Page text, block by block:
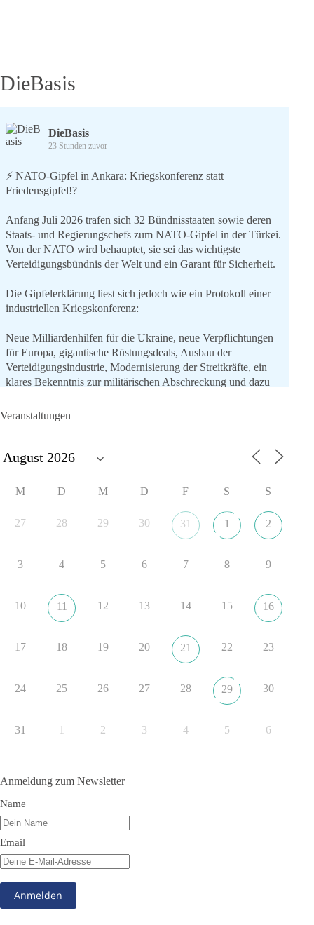
(Säule
Schwarmintelligenz)
DieBasis
DieBasis
23 Stunden zuvor
⚡️ NATO-Gipfel in Ankara: Kriegskonferenz statt
Friedensgipfel!?
Anfang Juli 2026 trafen sich 32 Bündnisstaaten sowie deren
Staats- und Regierungschefs zum NATO-Gipfel in der Türkei.
Von der NATO wird behauptet, sie sei das wichtigste
Verteidigungsbündnis der Welt und ein Garant für Sicherheit.
Die Gipfelerklärung liest sich jedoch wie ein Protokoll einer
industriellen Kriegskonferenz:
Neue Milliardenhilfen für die Ukraine, neue Verpflichtungen
für Europa, gigantische Rüstungsdeals, Ausbau der
Verteidigungsindustrie, Modernisierung der Streitkräfte, ein
klares Bekenntnis zur militärischen Abschreckung und dazu
aus der NATO. Ein Gipfel, der mehr nach Rüstungsdeal als
nach Friedenspolitik klingt, wird niemals Sicherheit schaffen,
#NATO
Im Politischen Frühschoppen diskutieren die Teilnehmer das
Verhältnis von Mensch, Natur und Grundgesetz.
Beitrag der AG Strategische Impulse
Kann die Natur Träger eigener Grundrechte sein? Oder würde
eine solche Entwicklung das Fundament unseres
beschäftigte sich die Teilnehmer des Politischen
Frühschoppens der AG Strategische Impulse am 19. Juli 2026.
Veranstaltungen
M D M D F S S
27 28 29 30 31 1 2
3 4 5 6 7 8 9
10 11 12 13 14 15 16
17 18 19 20 21 22 23
24 25 26 27 28 29 30
31 1 2 3 4 5 6
Anmeldung zum Newsletter
Name
Email